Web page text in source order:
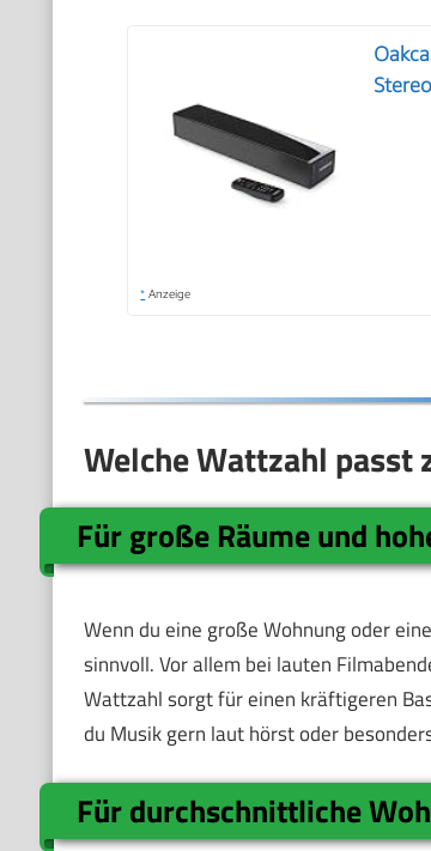
* Anzeige
Welche Wattzahl passt
Für große Räume und
Wenn du eine große Wohnung oder
sinnvoll. Vor allem bei lauten
Wattzahl sorgt für einen kräftigeren
du Musik gern laut hörst oder
Für durchschnittliche